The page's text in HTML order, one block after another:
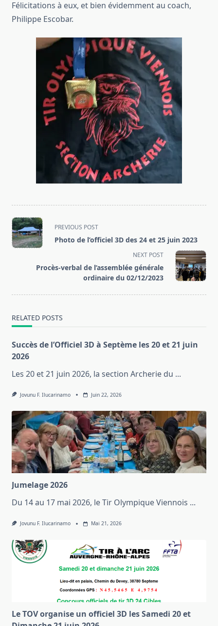
Félicitations à eux, et bien évidemment au coach,
Philippe Escobar.
<span
class="nav-
subtitle
reader-
PREVIOUS POST
Photo de l’officiel 3D des 24 et 25 juin 2023
NEXT POST
Procès-verbal de l’assemblée générale
ordinaire du 02/12/2023
RELATED POSTS
Succès de l’Officiel 3D à Septème les 20 et 21 juin
2026
Les 20 et 21 juin 2026, la section Archerie du ...
Jovunu F. Ilucarinamo Juin 22, 2026
Jumelage 2026
Du 14 au 17 mai 2026, le Tir Olympique Viennois ...
Jovunu F. Ilucarinamo Mai 21, 2026
Le TOV organise un officiel 3D les Samedi 20 et